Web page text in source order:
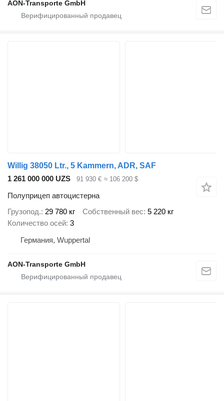
AON-Transporte GmbH
Willig 38050 Ltr., 5 Kammern, ADR, SAF
1 261 000 000 UZS
91 930 € ≈ 106 200 $
Полуприцеп автоцистерна
Грузопод. 29 780 кг Собственный вес 5 220 кг
Количество осей 3
Германия, Wuppertal
AON-Transporte GmbH